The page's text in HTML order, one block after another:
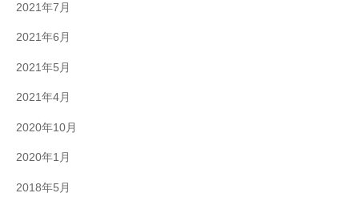
2021年7月
2021年6月
2021年5月
2021年4月
2020年10月
2020年1月
2018年5月